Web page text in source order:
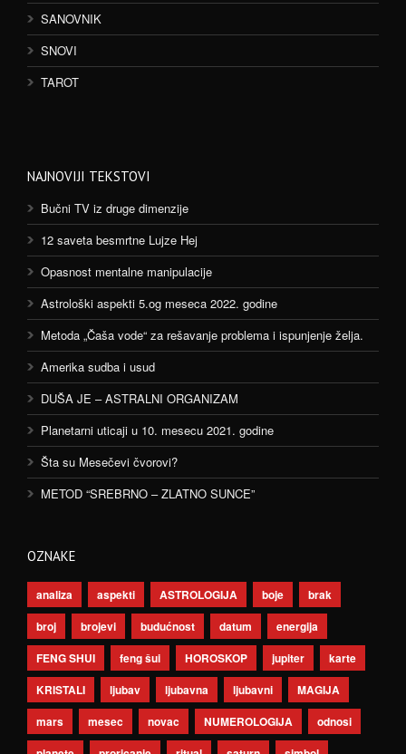
SANOVNIK
SNOVI
TAROT
NAJNOVIJI TEKSTOVI
Bučni TV iz druge dimenzije
12 saveta besmrtne Lujze Hej
Opasnost mentalne manipulacije
Astrološki aspekti 5.og meseca 2022. godine
Metoda „Čaša vode“ za rešavanje problema i ispunjenje želja.
Amerika sudba i usud
DUŠA JE – ASTRALNI ORGANIZAM
Planetarni uticaji u 10. mesecu 2021. godine
Šta su Mesečevi čvorovi?
METOD “SREBRNO – ZLATNO SUNCE”
OZNAKE
analiza aspekti ASTROLOGIJA boje
brak
broj
brojevi budućnost datum
energija
FENG SHUI
feng šui HOROSKOP jupiter
karte
KRISTALI
ljubav ljubavna ljubavni
MAGIJA
mars
mesec novac NUMEROLOGIJA
odnosi